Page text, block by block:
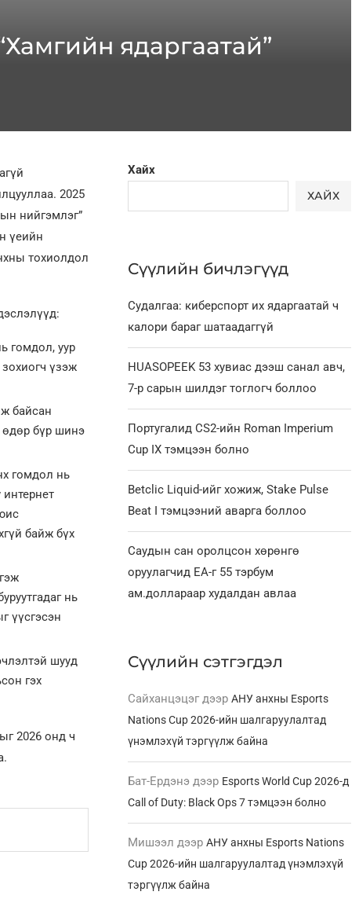
ядаргаатай”
2025
нийгэмлэг”
үеийн
тохиолдол
гомдол, уур
үзэж
байсан
өдөр бүр шинэ
гомдол нь
байж бүх
нь
үүсгэсэн
шууд
гэх
2026 онд ч
Хайх
ХАЙХ
Сүүлийн бичлэгүүд
Судалгаа: киберспорт их ядаргаатай ч
калори бараг шатаадаггүй
HUASOPEEK 53 хувиас дээш санал авч,
7-р сарын шилдэг тоглогч боллоо
Португалид CS2-ийн Roman Imperium
Cup IX тэмцээн болно
Betclic Liquid-ийг хожиж, Stake Pulse
Beat I тэмцээний аварга боллоо
Саудын сан оролцсон хөрөнгө
оруулагчид EA-г 55 тэрбум
ам.доллараар худалдан авлаа
Сүүлийн сэтгэгдэл
Сайханцэцэг дээрАНУ анхны Esports
Nations Cup 2026-ийн шалгаруулалтад
үнэмлэхүй тэргүүлж байна
Бат-Ердэнэ дээр Esports World Cup 2026-д
Call of Duty: Black Ops 7 тэмцээн болно
Мишээл дээрАНУ анхны Esports Nations
Cup 2026-ийн шалгаруулалтад үнэмлэхүй
тэргүүлж байна